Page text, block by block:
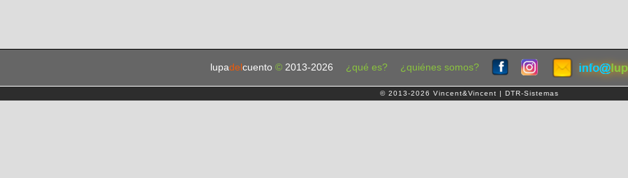
lupadel cuento © 2013-2026 ¿qué es? ¿quiénes somos?
© 2013-2026 Vincent&Vincent | DTR-Sistemas